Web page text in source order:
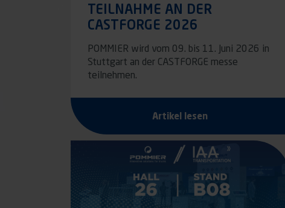
TEILNAHME AN DER
CASTFORGE 2026
POMMIER wird vom 09. bis 11. Juni 2026 in
Stuttgart an der CASTFORGE messe
teilnehmen.
Artikel lesen